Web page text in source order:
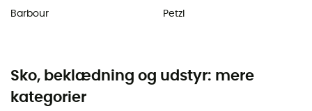
Barbour
Petzl
Sko, beklædning og udstyr: mere
kategorier